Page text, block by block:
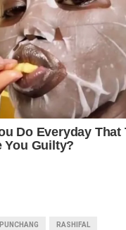
PUNCHANG RASHIFAL